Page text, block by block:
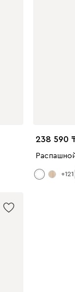
238 590
+121